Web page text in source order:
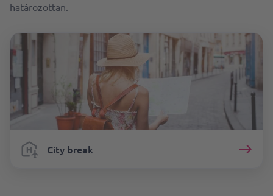
határozottan.
City break